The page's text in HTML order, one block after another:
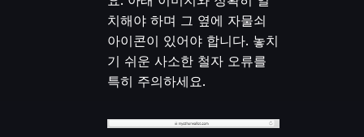
치해야 하며 그 옆에 자물쇠
아이콘이 있어야 합니다. 놓치
기 쉬운 사소한 철자 오류를
특히 주의하세요.